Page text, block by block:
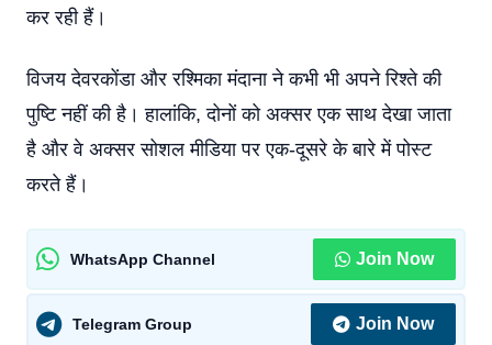
कर रही हैं।
विजय देवरकोंडा और रश्मिका मंदाना ने कभी भी अपने रिश्ते की
पुष्टि नहीं की है। हालांकि, दोनों को अक्सर एक साथ देखा जाता
है और वे अक्सर सोशल मीडिया पर एक-दूसरे के बारे में पोस्ट
करते हैं।
WhatsApp Channel Join Now
Telegram Group Join Now